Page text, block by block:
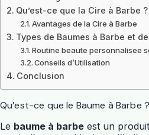
Qu’est-ce que la Cire à Barbe ?
Avantages de la Cire à Barbe
Types de Baumes à Barbe et
Routine beaute personnalisee
Conseils d’Utilisation
Conclusion
Qu’est-ce que le Baume à Barbe ?
Le baume à barbe est un